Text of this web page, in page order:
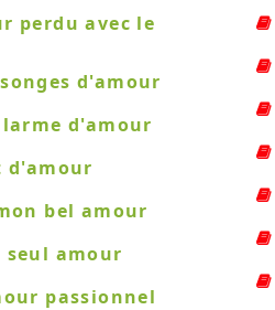
perdu avec le
d'amour
larme d'amour
d'amour
bel amour
seul amour
passionnel